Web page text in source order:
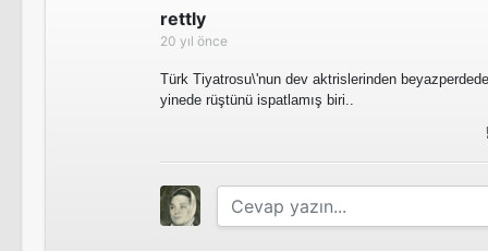
rettly
20 yıl önce
Türk Tiyatrosu\'nun dev aktrislerinden
yinede rüştünü ispatlamış biri..